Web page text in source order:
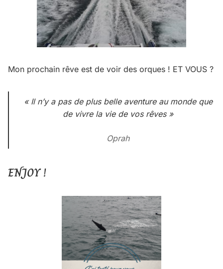
Mon prochain rêve est de voir des orques ! ET VOUS ?
« Il n’y a pas de plus belle aventure au monde que
de vivre la vie de vos rêves »
Oprah
ENJOY !